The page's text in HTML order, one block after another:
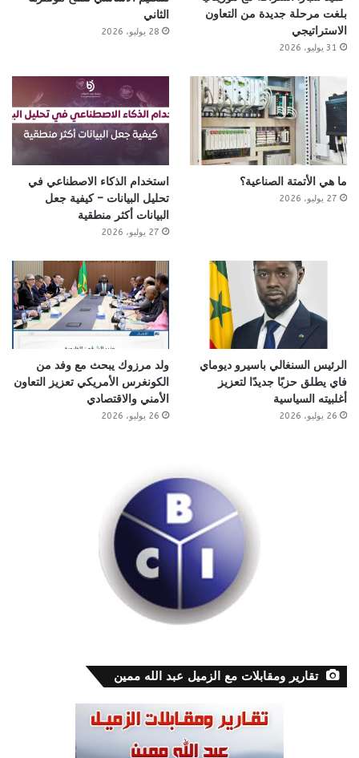
بلغت مرحلة جديدة من التعاون
الاستراتيجي
31 يوليو، 2026
الثاني
28 يوليو، 2026
ما هي الأتمتة الصناعية؟
27 يوليو، 2026
استخدام الذكاء الاصطناعي في
تحليل البيانات – كيفية جعل
البيانات أكثر منطقية
27 يوليو، 2026
الرئيس السنغالي باسيرو ديوماي
فاي يطلق حزبًا جديدًا لتعزيز
أغلبيته السياسية
26 يوليو، 2026
ولد مرزوك يبحث مع وفد من
الكونغرس الأمريكي تعزيز التعاون
الأمني والاقتصادي
26 يوليو، 2026
تقارير ومقابلات مع الزميل عبد الله ممين